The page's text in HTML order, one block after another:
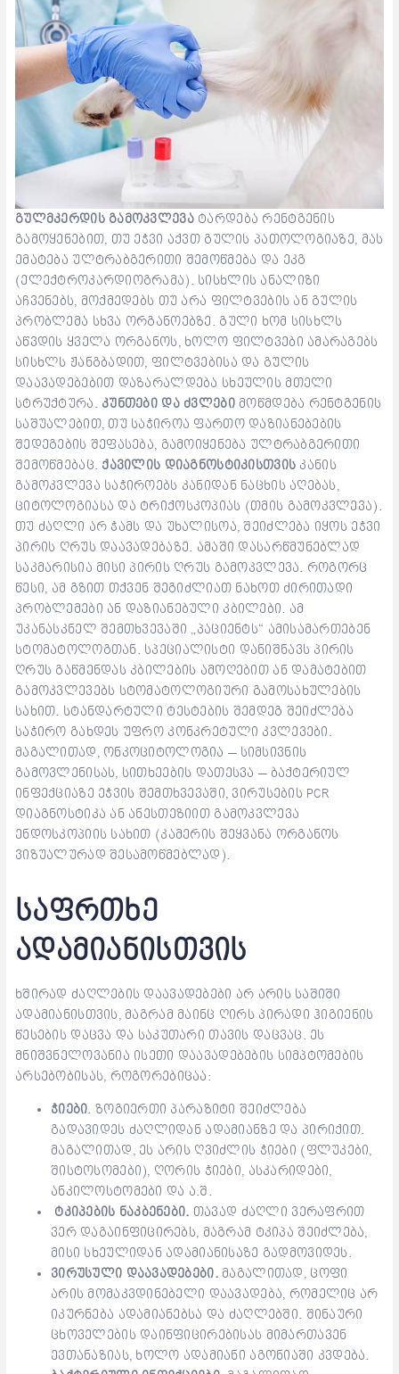
გულმკერდის გამოკვლევატარდება რენტგენის
გამოყენებით, თუ ეჭვი აქვთ გულის პათოლოგიაზე, მას
ემატება ულტრაბგერითი შემოწმება და ეკგ
(ელექტროკარდიოგრამა). სისხლის ანალიზი
აჩვენებს, მოქმედებს თუ არა ფილტვების ან გულის
პრობლემა სხვა ორგანოებზე. გული ხომ სისხლს
აწვდის ყველა ორგანოს, ხოლო ფილტვები ამარაგებს
სისხლს ჟანგბადით, ფილტვებისა და გულის
დაავადებებით დაზარალდება სხეულის მთელი
სტრუქტურა. კუნთები და ძვლებიმოწმდება რენტგენის
საშუალებით, თუ საჭიროა ფართო დაზიანებების
შედეგების შეფასება, გამოიყენება ულტრაბგერითი
შემოწმებაც. ქავილის დიაგნოსტიკისთვის კანის
გამოკვლევა საჭიროებს კანიდან ნაცხის აღებას,
ციტოლოგიასა და ტრიქოსკოპიას (თმის გამოკვლევა).
თუ ძაღლი არ ჭამს და უხალისოა, შეიძლება იყოს ეჭვი
პირის ღრუს დაავადებაზე. ამაში დასარწმუნებლად
საკმარისია მისი პირის ღრუს გამოკვლევა. როგორც
წესი, ამ გზით თქვენ შეგიძლიათ ნახოთ ძირითადი
პრობლემები ან დაზიანებული კბილები. ამ
უკანასკნელ შემთხვევაში „პაციენტს“ ამისამართებენ
სტომატოლოგთან. სპეციალისტი დანიშნავს პირის
ღრუს გაწმენდას კბილების ამოღებით ან დამატებით
გამოკვლევებს სტომატოლოგიური გამოსახულების
სახით. სტანდარტული ტესტების შემდეგ შეიძლება
საჭირო გახდეს უფრო კონკრეტული კვლევები.
მაგალითად, ონკოციტოლოგია – სიმსივნის
გამოვლენისას, სითხეების დათესვა – ბაქტერიულ
ინფექციაზე ეჭვის შემთხვევაში, ვირუსების PCR
დიაგნოსტიკა ან ანესთეზიით გამოკვლევა
ენდოსკოპიის სახით (კამერის შეყვანა ორგანოს
ვიზუალურად შესამოწმებლად).
საფრთხე
ადამიანისთვის
ხშირად ძაღლების დაავადებები არ არის საშიში
ადამიანისთვის, მაგრამ მაინც ღირს პირადი ჰიგიენის
წესების დაცვა და საკუთარი თავის დაცვაც. ეს
მნიშვნელოვანია ისეთი დაავადებების სიმპტომების
არსებობისას, როგორებიცაა:
ჭიები. ზოგიერთი პარაზიტი შეიძლება
გადავიდეს ძაღლიდან ადამიანზე და პირიქით.
მაგალითად, ეს არის ღვიძლის ჭიები (ფლუკები,
შისტოსომები), ღორის ჭიები, ასკარიდები,
ანკილოსტომები და ა.შ.
ტკიპების ნაკბენები. თავად ძაღლი ვერაფრით
ვერ დაგაინფიცირებს, მაგრამ ტკიპა შეიძლება,
მისი სხეულიდან ადამიანისაზე გადმოვიდეს.
ვირუსული დაავადებები.მაგალითად, ცოფი
არის მომაკვდინებელი დაავადება, რომელიც არ
იკურნება ადამიანებსა და ძაღლებში. შინაური
ცხოველების დაინფიცირებისას მიმართავენ
ევთანაზიას, ხოლო ადამიანი აგონიაში კვდება.